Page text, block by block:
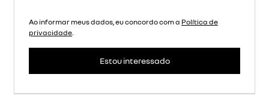
Ao informar meus dados, eu concordo com a Política de
privacidade
Estou interessado